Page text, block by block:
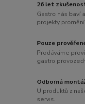
26 let
Gastro nás baví
projekty
Pouze
Prodáváme
gastro
Odborná
U produktů z
servis.